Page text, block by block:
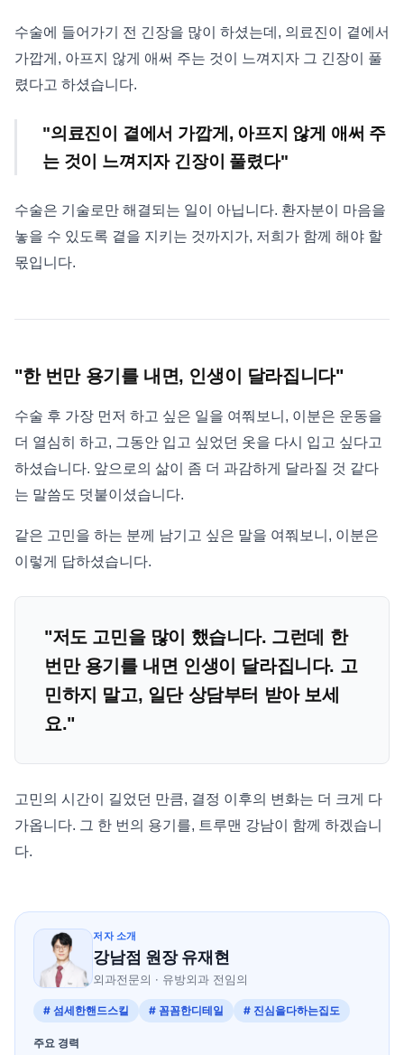
수술에 들어가기 전 긴장을 많이 하셨는데, 의료진이 곁에서
가깝게, 아프지 않게 애써 주는 것이 느껴지자 그 긴장이 풀
렸다고 하셨습니다.
"의료진이 곁에서 가깝게, 아프지 않게 애써 주
는 것이 느껴지자 긴장이 풀렸다"
수술은 기술로만 해결되는 일이 아닙니다. 환자분이 마음을
놓을 수 있도록 곁을 지키는 것까지가, 저희가 함께 해야 할
몫입니다.
"한 번만 용기를 내면, 인생이 달라집니다"
수술 후 가장 먼저 하고 싶은 일을 여쭤보니, 이분은 운동을
더 열심히 하고, 그동안 입고 싶었던 옷을 다시 입고 싶다고
하셨습니다. 앞으로의 삶이 좀 더 과감하게 달라질 것 같다
는 말씀도 덧붙이셨습니다.
같은 고민을 하는 분께 남기고 싶은 말을 여쭤보니, 이분은
이렇게 답하셨습니다.
"저도 고민을 많이 했습니다. 그런데 한
번만 용기를 내면 인생이 달라집니다. 고
민하지 말고, 일단 상담부터 받아 보세
요."
고민의 시간이 길었던 만큼, 결정 이후의 변화는 더 크게 다
가옵니다. 그 한 번의 용기를, 트루맨 강남이 함께 하겠습니
다.
저자 소개
강남점 원장 유재현
외과전문의 · 유방외과 전임의
# 섬세한핸드스킬 # 꼼꼼한디테일 # 진심을다하는집도
주요 경력